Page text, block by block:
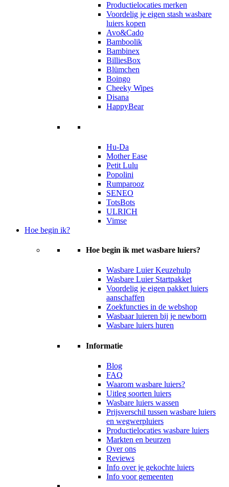
Productielocaties merken
Voordelig je eigen stash wasbare
luiers kopen
Avo&Cado
Bamboolik
Bambinex
BilliesBox
Blümchen
Boingo
Cheeky Wipes
Disana
HappyBear
Hu-Da
Mother Ease
Petit Lulu
Popolini
Rumparooz
SENEO
TotsBots
ULRICH
Vimse
Hoe begin ik?
Hoe begin ik met wasbare luiers?
Wasbare Luier Keuzehulp
Wasbare Luier Startpakket
Voordelig je eigen pakket luiers
aanschaffen
Zoekfuncties in de webshop
Wasbaar luieren bij je newborn
Wasbare luiers huren
Informatie
Blog
FAQ
Waarom wasbare luiers?
Uitleg soorten luiers
Wasbare luiers wassen
Prijsverschil tussen wasbare luiers
en wegwerpluiers
Productielocaties wasbare luiers
Markten en beurzen
Over ons
Reviews
Info over je gekochte luiers
Info voor gemeenten